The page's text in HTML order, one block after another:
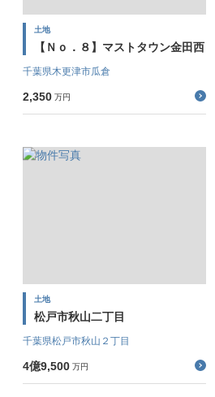
土地
【Ｎｏ．８】マストタウン金田西
千葉県木更津市瓜倉
2,350 万円
土地
松戸市秋山二丁目
千葉県松戸市秋山２丁目
4億9,500 万円